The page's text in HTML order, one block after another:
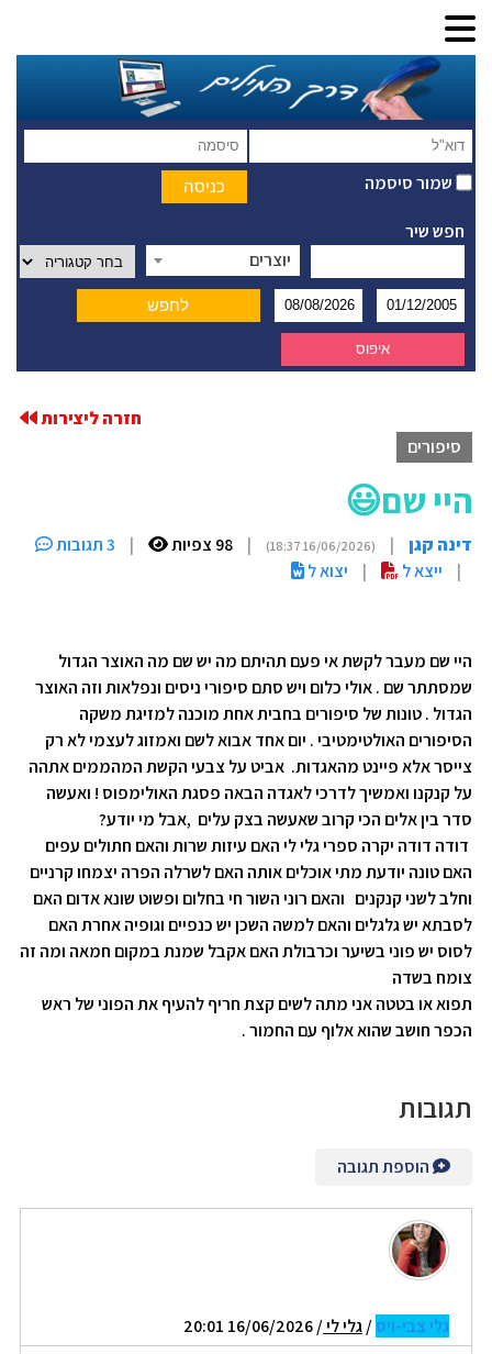
שמור סיסמה
חפש שיר
יוצרים
חזרה ליצירות
סיפורים
היי שם😃
דינה קגן |
(16/06/2026 18:37)
| 98 צפיות |
3 תגובות
|
ייצא ל | יצוא ל
היי שם מעבר לקשת אי פעם תהיתם מה יש שם מה האוצר הגדול
שמסתתר שם . אולי כלום ויש סתם סיפורי ניסים ונפלאות וזה האוצר
הגדול . טונות של סיפורים בחבית אחת מוכנה למזיגת משקה
הסיפורים האולטימטיבי . יום אחד אבוא לשם ואמזוג לעצמי לא רק
צייסר אלא פיינט מהאגדות. אביט על צבעי הקשת המהממים אתהה
על קנקנו ואמשיך לדרכי לאגדה הבאה פסגת האולימפוס ! ואעשה
סדר בין אלים הכי קרוב שאעשה בצק עלים ,אבל מי יודע?
דודה דודה יקרה ספרי גלי לי האם עיזות שרות והאם חתולים עפים
האם טונה יודעת מתי אוכלים אותה האם לשרלה הפרה יצמחו קרניים
וחלב לשני קנקנים והאם רוני השור חי בחלום ופשוט שונא אדום האם
לסבתא יש גלגלים והאם למשה השכן יש כנפיים וגופיה אחרת האם
לסוס יש פוני בשיער וכרבולת האם אקבל שמנת במקום חמאה ומה זה
צומח בשדה
תפוא או בטטה אני מתה לשים קצת חריף להעיף את הפוני של ראש
הכפר חושב שהוא אלוף עם החמור .
תגובות
הוספת תגובה
גלי צבי-ויס/גלי לי/ 16/06/2026 20:01